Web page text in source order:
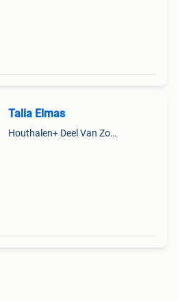
Talia Elmas
Houthalen+ Deel Van Zonhoven En Zolder